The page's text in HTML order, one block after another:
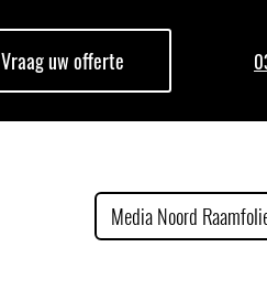
Vraag uw offerte
Media Noord